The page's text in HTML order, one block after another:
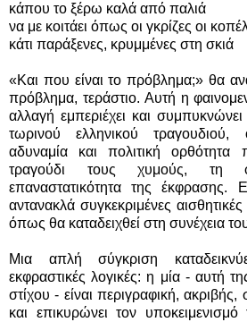
κάπου το ξέρω καλά από παλιά
να με κοιτάει όπως οι γκρίζες οι
κάτι παράξενες, κρυμμένες στη σκιά
«Και που είναι το πρόβλημα;» θα
πρόβλημα, τεράστιο. Αυτή η
αλλαγή εμπεριέχει και
τωρινού ελληνικού
αδυναμία και πολιτική
τραγούδι τους χυμούς, τη
επαναστατικότητα της έκφρασης.
αντανακλά συγκεκριμένες
όπως θα καταδειχθεί στη συνέχεια
Μια απλή σύγκριση
εκφραστικές λογικές: η μία - αυτή
στίχου - είναι περιγραφική, ακριβής,
και επικυρώνει τον